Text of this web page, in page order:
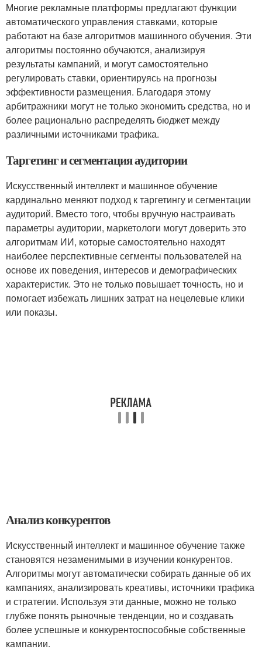
Многие рекламные платформы предлагают функции
автоматического управления ставками, которые
работают на базе алгоритмов машинного обучения. Эти
алгоритмы постоянно обучаются, анализируя
результаты кампаний, и могут самостоятельно
регулировать ставки, ориентируясь на прогнозы
эффективности размещения. Благодаря этому
арбитражники могут не только экономить средства, но и
более рационально распределять бюджет между
различными источниками трафика.
Таргетинг и сегментация аудитории
Искусственный интеллект и машинное обучение
кардинально меняют подход к таргетингу и сегментации
аудиторий. Вместо того, чтобы вручную настраивать
параметры аудитории, маркетологи могут доверить это
алгоритмам ИИ, которые самостоятельно находят
наиболее перспективные сегменты пользователей на
основе их поведения, интересов и демографических
характеристик. Это не только повышает точность, но и
помогает избежать лишних затрат на нецелевые клики
или показы.
Анализ конкурентов
Искусственный интеллект и машинное обучение также
становятся незаменимыми в изучении конкурентов.
Алгоритмы могут автоматически собирать данные об их
кампаниях, анализировать креативы, источники трафика
и стратегии. Используя эти данные, можно не только
глубже понять рыночные тенденции, но и создавать
более успешные и конкурентоспособные собственные
кампании.